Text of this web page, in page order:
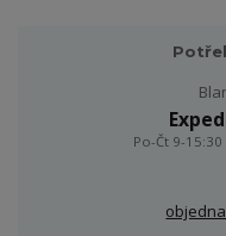
Po-Čt 9-